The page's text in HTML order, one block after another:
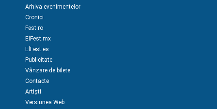
Arhiva evenimentelor
Cronici
Fest.ro
ElFest.mx
ElFest.es
Publicitate
Vânzare de bilete
Contacte
Artiști
Versiunea Web